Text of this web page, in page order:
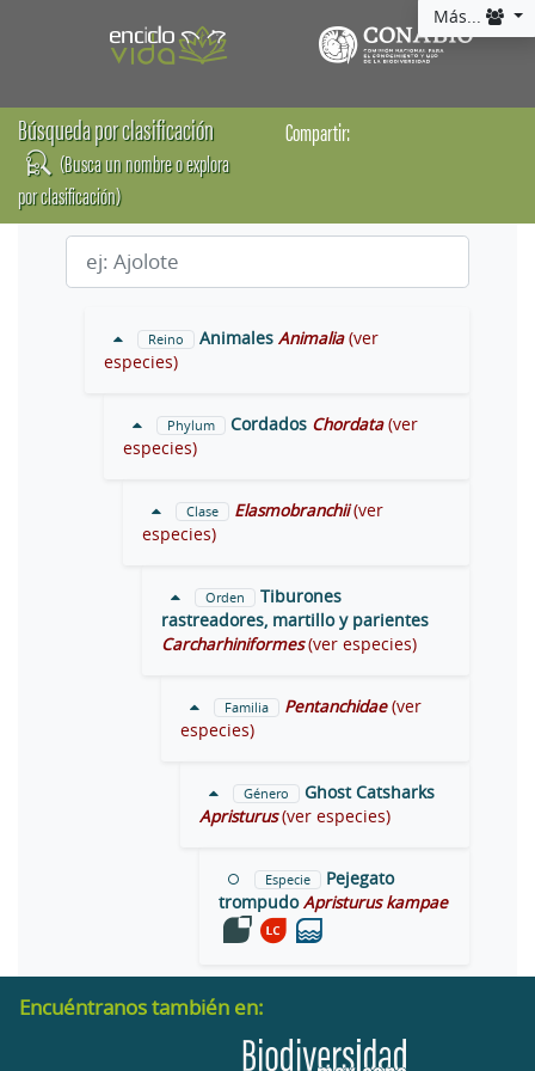
Más...
Búsqueda por clasificación
(Busca un nombre o explora
por clasificación)
Compartir:
Reino Animales Animalia (ver
especies)
Phylum Cordados Chordata (ver
especies)
Clase Elasmobranchii (ver
especies)
Orden
Tiburones
rastreadores, martillo y parientes
Carcharhiniformes (ver especies)
Familia Pentanchidae (ver
especies)
Género
Ghost Catsharks
Apristurus (ver especies)
Especie
Pejegato
trompudo Apristurus kampae
Encuéntranos también en: